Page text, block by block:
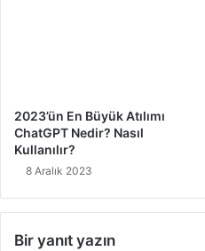
2023’ün En Büyük Atılımı
ChatGPT Nedir? Nasıl
Kullanılır?
8 Aralık 2023
Bir yanıt yazın